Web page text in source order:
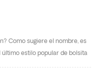
Como sugiere el nombre, es
último estilo popular de bolsita
a cada vez más